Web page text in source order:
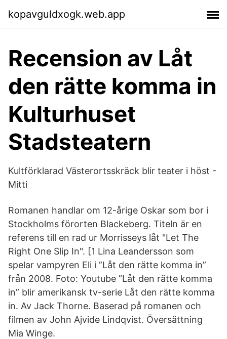
kopavguldxogk.web.app
Recension av Låt
den rätte komma in
Kulturhuset
Stadsteatern
Kultförklarad Västerortsskräck blir teater i höst -
Mitti
Romanen handlar om 12-årige Oskar som bor i
Stockholms förorten Blackeberg. Titeln är en
referens till en rad ur Morrisseys låt "Let The
Right One Slip In". [1 Lina Leandersson som
spelar vampyren Eli i ”Låt den rätte komma in”
från 2008. Foto: Youtube ”Låt den rätte komma
in” blir amerikansk tv-serie Låt den rätte komma
in. Av Jack Thorne. Baserad på romanen och
filmen av John Ajvide Lindqvist. Översättning
Mia Winge.